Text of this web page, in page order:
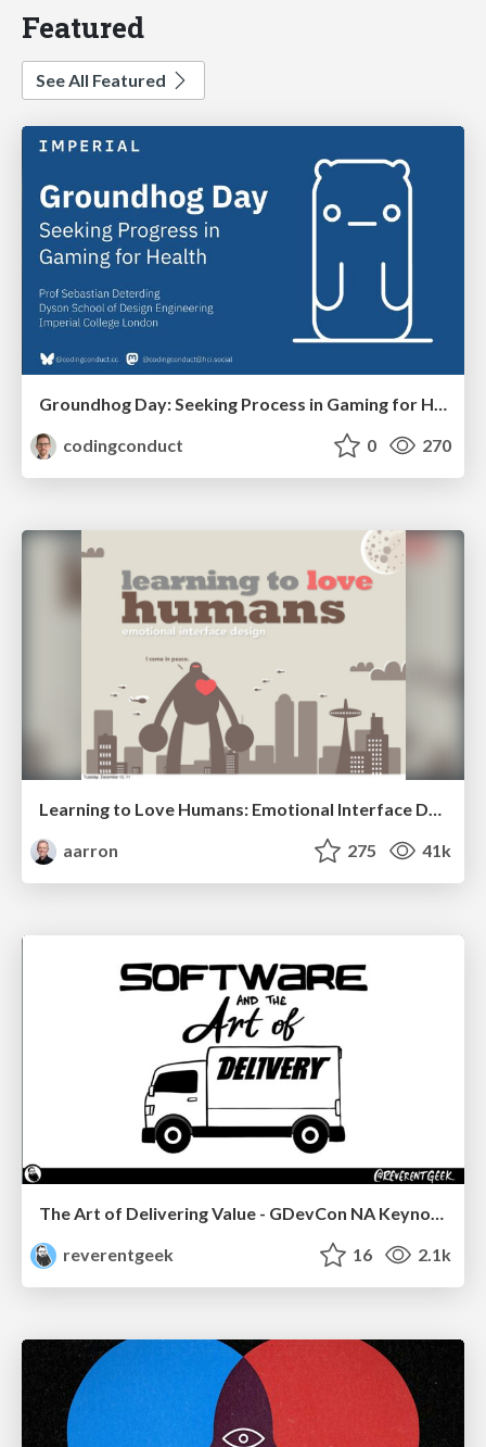
Featured
See All Featured
Groundhog Day: Seeking Process in Gaming for Health
codingconduct
0 270
Learning to Love Humans: Emotional Interface Design
aarron
275 41k
The Art of Delivering Value - GDevCon NA Keynote
reverentgeek
16 2.1k